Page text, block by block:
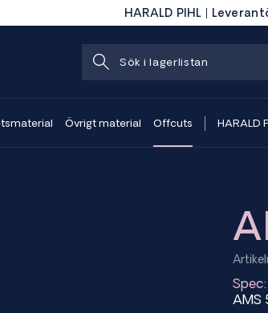
HARALD PIHL |
Övrigt material Offcuts HARALD
Spec:
AMS